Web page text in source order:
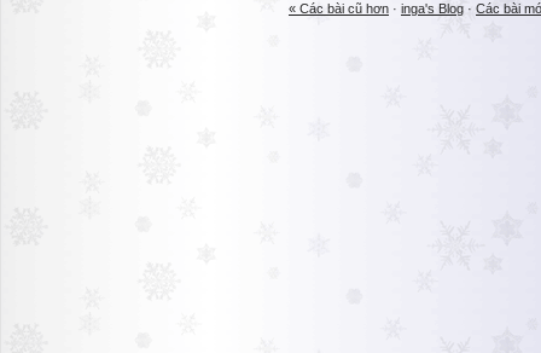
« Các bài cũ hơn · inga's Blog · Các bài